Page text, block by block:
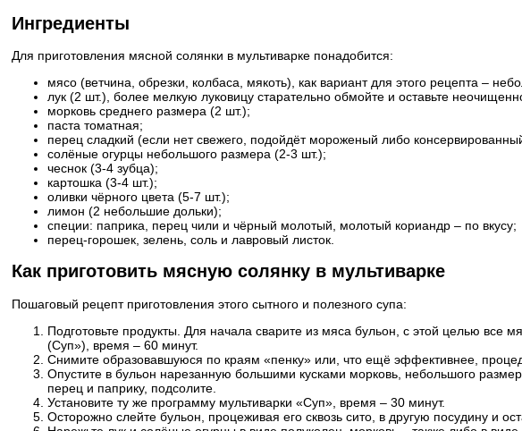
Ингредиенты
Для приготовления мясной солянки в мультиварке понадобится:
мясо (ветчина, обрезки, колбаса, мякоть), как вариант для этого рецепта –
лук (2 шт.), более мелкую луковицу старательно обмойте и оставьте
морковь среднего размера (2 шт.);
паста томатная;
перец сладкий (если нет свежего, подойдёт мороженый либо
солёные огурцы небольшого размера (2-3 шт.);
чеснок (3-4 зубца);
картошка (3-4 шт.);
оливки чёрного цвета (5-7 шт.);
лимон (2 небольшие дольки);
специи: паприка, перец чили и чёрный молотый, молотый кориандр – по вкусу;
перец-горошек, зелень, соль и лавровый листок.
Как приготовить мясную солянку в мультиварке
Пошаговый рецепт приготовления этого сытного и полезного супа:
Подготовьте продукты. Для начала сварите из мяса бульон, с этой целью все
(Суп»), время – 60 минут.
Снимите образовавшуюся по краям «пенку» или, что ещё эффективнее,
Опустите в бульон нарезанную большими кусками морковь, небольшого
перец и паприку, подсолите.
Установите ту же программу мультиварки «Суп», время – 30 минут.
Осторожно слейте бульон, процеживая его сквозь сито, в другую посудину и